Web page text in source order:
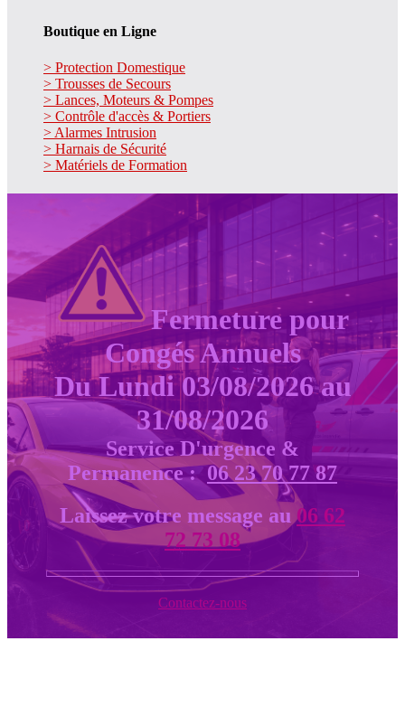
Boutique en Ligne
> Protection Domestique
> Trousses de Secours
> Lances, Moteurs & Pompes
> Contrôle d'accès & Portiers
> Alarmes Intrusion
> Harnais de Sécurité
> Matériels de Formation
Fermeture pour
Congés Annuels
Du Lundi 03/08/2026 au
31/08/2026
Service D'urgence &
Permanence :06 23 70 77 87
Laissez votre message au06 62
72 73 08
Contactez-nous